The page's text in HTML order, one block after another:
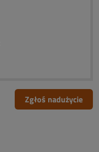
Zgłoś nadużycie